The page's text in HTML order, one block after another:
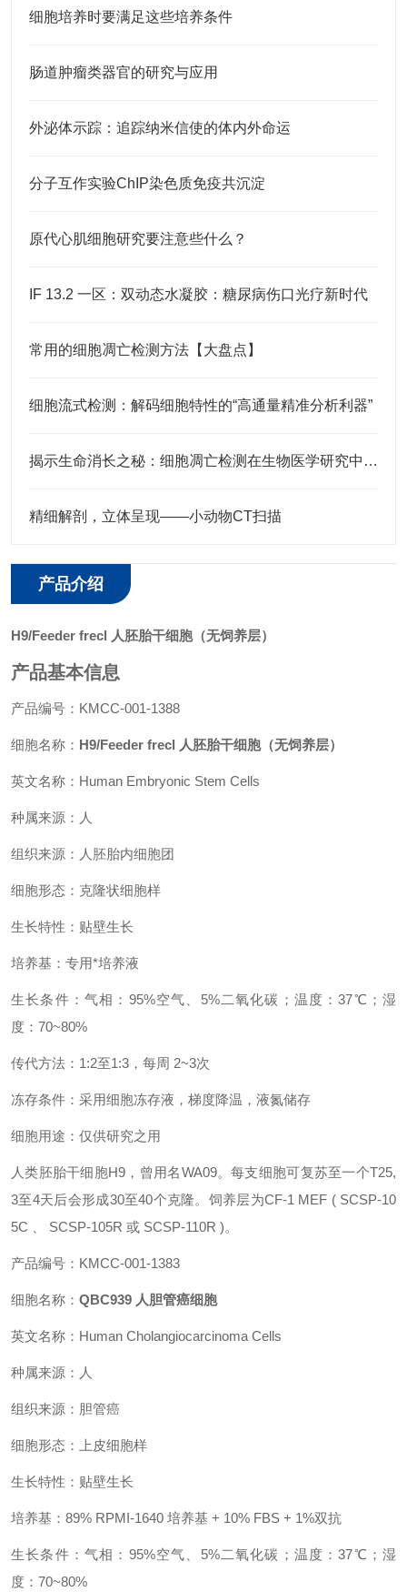
细胞培养时要满足这些培养条件
肠道肿瘤类器官的研究与应用
外泌体示踪：追踪纳米信使的体内外命运
分子互作实验ChIP染色质免疫共沉淀
原代心肌细胞研究要注意些什么？
IF 13.2 一区：双动态水凝胶：糖尿病伤口光疗新时代
常用的细胞凋亡检测方法【大盘点】
细胞流式检测：解码细胞特性的“高通量精准分析利器”
揭示生命消长之秘：细胞凋亡检测在生物医学研究中的应用
精细解剖，立体呈现——小动物CT扫描
产品介绍
H9/Feeder frecl 人胚胎干细胞（无饲养层）
产品基本信息
产品编号：KMCC-001-1388
细胞名称： H9/Feeder frecl 人胚胎干细胞（无饲养层）
英文名称：Human Embryonic Stem Cells
种属来源：人
组织来源：人胚胎内细胞团
细胞形态：克隆状细胞样
生长特性：贴壁生长
培养基：专用*培养液
生长条件：气相：95%空气、5%二氧化碳；温度：37℃；湿
度：70~80%
传代方法：1:2至1:3，每周 2~3次
冻存条件：采用细胞冻存液，梯度降温，液氮储存
细胞用途：仅供研究之用
人类胚胎干细胞H9，曾用名WA09。每支细胞可复苏至一个T25,
3至4天后会形成30至40个克隆。饲养层为CF-1 MEF ( SCSP-10
5C 、 SCSP-105R 或 SCSP-110R )。
产品编号：KMCC-001-1383
细胞名称： QBC939 人胆管癌细胞
英文名称：Human Cholangiocarcinoma Cells
种属来源：人
组织来源：胆管癌
细胞形态：上皮细胞样
生长特性：贴壁生长
培养基：89% RPMI-1640 培养基 + 10% FBS + 1%双抗
生长条件：气相：95%空气、5%二氧化碳；温度：37℃；湿
度：70~80%